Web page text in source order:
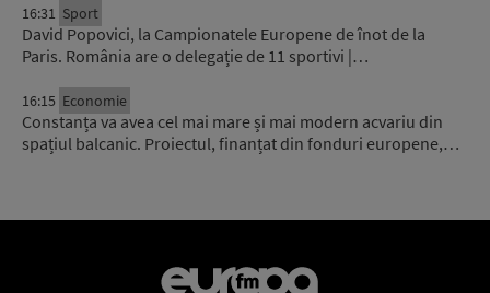
16:31 Sport
David Popovici, la Campionatele Europene de înot de la
Paris. România are o delegație de 11 sportivi |…
16:15 Economie
Constanța va avea cel mai mare și mai modern acvariu din
spațiul balcanic. Proiectul, finanțat din fonduri europene,…